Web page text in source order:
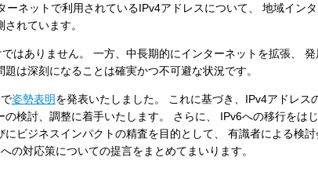
ネットで利用されているIPv4アドレスについて、 地域イン
れています。
ありません。 一方、中長期的にインターネットを拡張、 発
は深刻になることは確実かつ不可避な状況です。
姿勢表明を発表いたしました。 これに基づき、IPv4アドレス
検討、調整に着手いたします。 さらに、 IPv6への移行をは
ビジネスインパクトの精査を目的として、 有識者による検
の対応策についての提言をまとめてまいります。